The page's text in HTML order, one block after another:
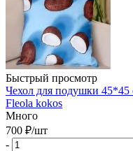
Быстрый просмотр
Чехол для подушки 45*45
Fleola kokos
Много
700 ₽/шт
-